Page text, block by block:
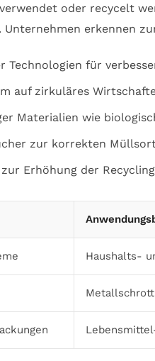
oder recycelt
erkennen
Technologien für
auf zirkuläres
Materialien wie
zur korrekten
Erhöhung der
Haushalts-
Metallschrott